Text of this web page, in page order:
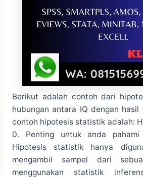
Berikut adalah contoh dari
hubungan antara IQ dengan hasil
contoh hipotesis statistik adalah:
0. Penting untuk anda pahami
Hipotesis statistik hanya
mengambil sampel dari
menggunakan statistik